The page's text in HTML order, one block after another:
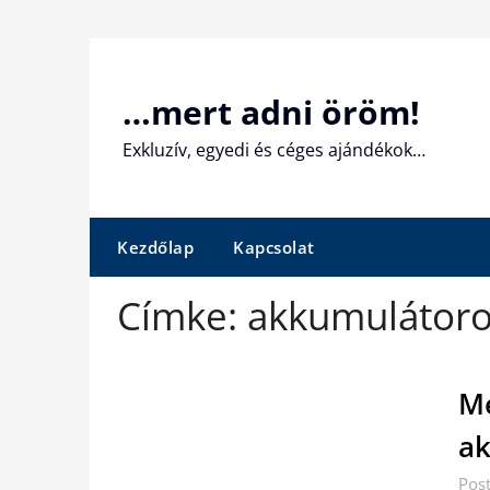
…mert adni öröm!
Exkluzív, egyedi és céges ajándékok…
Kezdőlap Kapcsolat
Címke: